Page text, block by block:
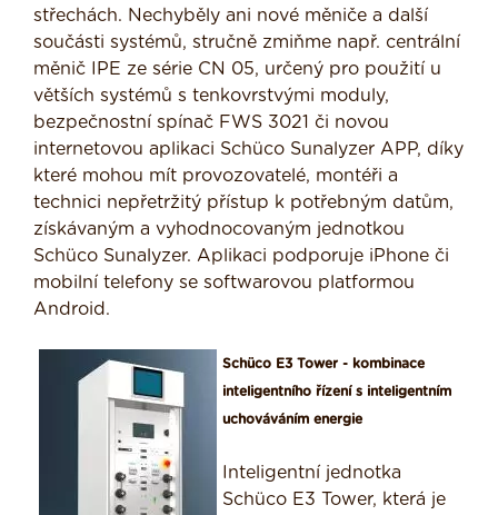
střechách. Nechyběly ani nové měniče a další
součásti systémů, stručně zmiňme např. centrální
měnič IPE ze série CN 05, určený pro použití u
větších systémů s tenkovrstvými moduly,
bezpečnostní spínač FWS 3021 či novou
internetovou aplikaci Schüco Sunalyzer APP, díky
které mohou mít provozovatelé, montéři a
technici nepřetržitý přístup k potřebným datům,
získávaným a vyhodnocovaným jednotkou
Schüco Sunalyzer. Aplikaci podporuje iPhone či
mobilní telefony se softwarovou platformou
Android.
Schüco E3 Tower - kombinace
inteligentního řízení s inteligentním
uchováváním energie
Inteligentní jednotka
Schüco E3 Tower, která je